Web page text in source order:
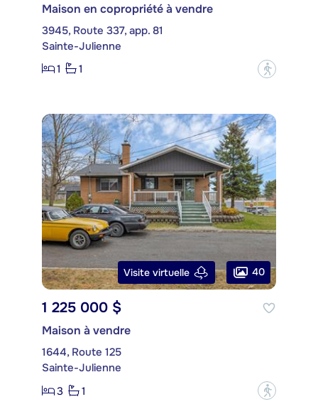
Maison en copropriété à vendre
3945, Route 337, app. 81
Sainte-Julienne
1
1 ?
Visite virtuelle 40
1 225 000 $
Maison à vendre
1644, Route 125
Sainte-Julienne
3
1 ?